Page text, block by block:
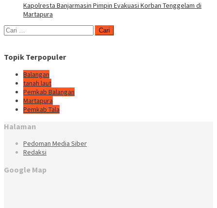
Kapolresta Banjarmasin Pimpin Evakuasi Korban Tenggelam di
Martapura
Cari
untuk:
Topik Terpopuler
Balangan
tanah laut
Pemkab Balangan
Martapura
Pemkab Tala
Halaman
Pedoman Media Siber
Redaksi
Google Map